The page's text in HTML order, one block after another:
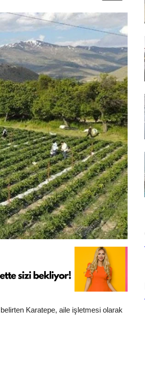
Karatepe, aile işletmesi olarak